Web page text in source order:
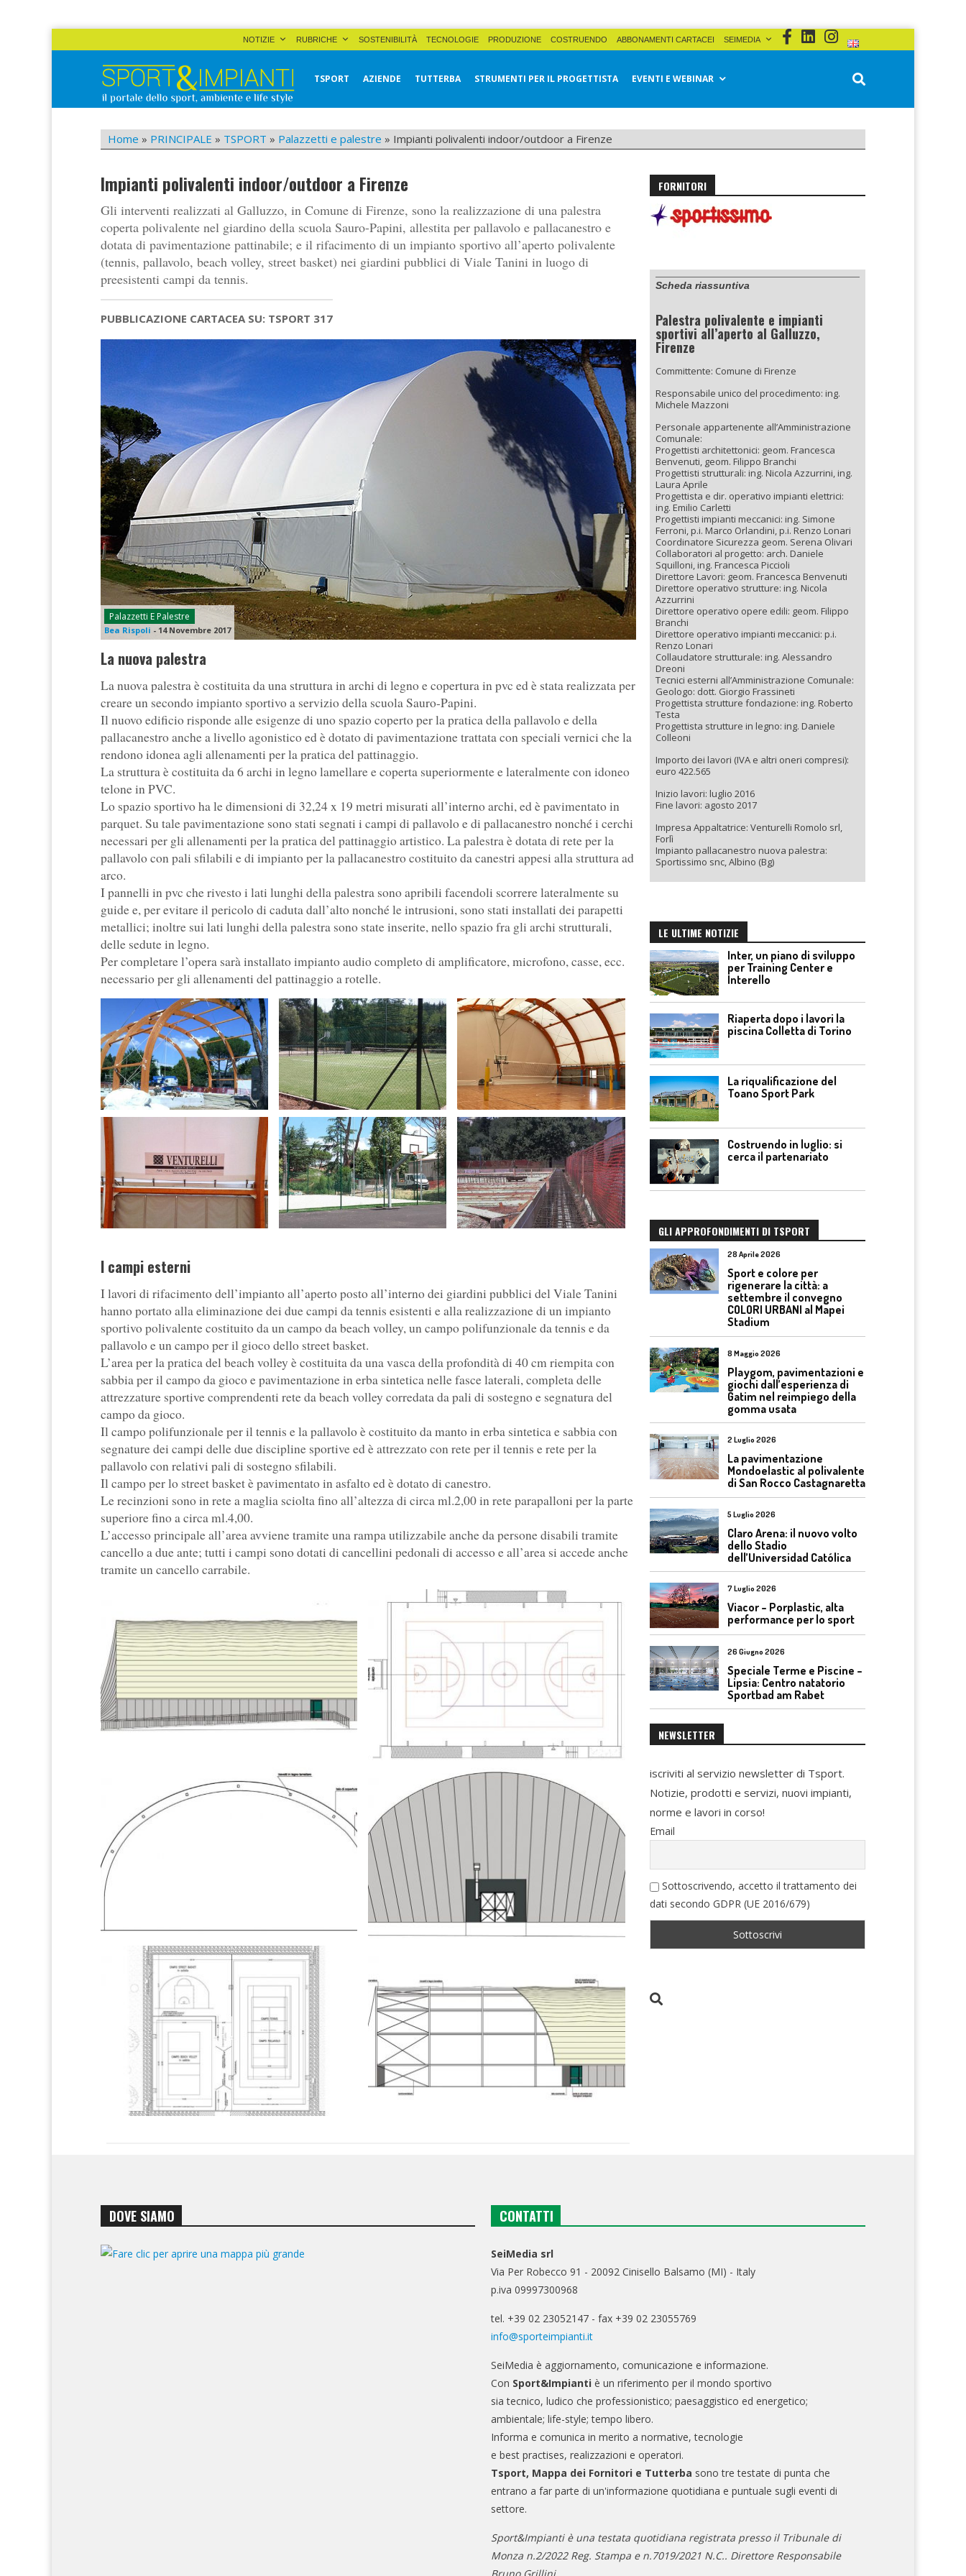
NOTIZIE RUBRICHE SOSTENIBILITÀ TECNOLOGIE PRODUZIONE COSTRUENDO ABBONAMENTI CARTACEI SEIMEDIA
Sport&Impianti
TSPORT AZIENDE TUTTERBA STRUMENTI PER IL PROGETTISTA EVENTI E WEBINAR
Home » PRINCIPALE » TSPORT » Palazzetti e palestre » Impianti polivalenti indoor/outdoor a Firenze
Impianti polivalenti indoor/outdoor a Firenze
Gli interventi realizzati al Galluzzo, in Comune di Firenze, sono la realizzazione di una palestra
coperta polivalente nel giardino della scuola Sauro-Papini, allestita per pallavolo e pallacanestro e
dotata di pavimentazione pattinabile; e il rifacimento di un impianto sportivo all’aperto polivalente
(tennis, pallavolo, beach volley, street basket) nei giardini pubblici di Viale Tanini in luogo di
preesistenti campi da tennis.
PUBBLICAZIONE CARTACEA SU: TSPORT 317
Palazzetti E Palestre
Bea Rispoli - 14 Novembre 2017
La nuova palestra
La nuova palestra è costituita da una struttura in archi di legno e copertura in pvc ed è stata realizzata per
creare un secondo impianto sportivo a servizio della scuola Sauro-Papini.
Il nuovo edificio risponde alle esigenze di uno spazio coperto per la pratica della pallavolo e della
pallacanestro anche a livello agonistico ed è dotato di pavimentazione trattata con speciali vernici che la
rendono idonea agli allenamenti per la pratica del pattinaggio.
La struttura è costituita da 6 archi in legno lamellare e coperta superiormente e lateralmente con idoneo
telone in PVC.
Lo spazio sportivo ha le dimensioni di 32,24 x 19 metri misurati all’interno archi, ed è pavimentato in
parquet. Su tale pavimentazione sono stati segnati i campi di pallavolo e di pallacanestro nonché i cerchi
necessari per gli allenamenti per la pratica del pattinaggio artistico. La palestra è dotata di rete per la
pallavolo con pali sfilabili e di impianto per la pallacanestro costituito da canestri appesi alla struttura ad
arco.
I pannelli in pvc che rivesto i lati lunghi della palestra sono apribili facendoli scorrere lateralmente su
guide e, per evitare il pericolo di caduta dall’alto nonché le intrusioni, sono stati installati dei parapetti
metallici; inoltre sui lati lunghi della palestra sono state inserite, nello spazio fra gli archi strutturali,
delle sedute in legno.
Per completare l’opera sarà installato impianto audio completo di amplificatore, microfono, casse, ecc.
necessario per gli allenamenti del pattinaggio a rotelle.
I campi esterni
I lavori di rifacimento dell’impianto all’aperto posto all’interno dei giardini pubblici del Viale Tanini
hanno portato alla eliminazione dei due campi da tennis esistenti e alla realizzazione di un impianto
sportivo polivalente costituito da un campo da beach volley, un campo polifunzionale da tennis e da
pallavolo e un campo per il gioco dello street basket.
L’area per la pratica del beach volley è costituita da una vasca della profondità di 40 cm riempita con
sabbia per il campo da gioco e pavimentazione in erba sintetica nelle fasce laterali, completa delle
attrezzature sportive comprendenti rete da beach volley corredata da pali di sostegno e segnatura del
campo da gioco.
Il campo polifunzionale per il tennis e la pallavolo è costituito da manto in erba sintetica e sabbia con
segnature dei campi delle due discipline sportive ed è attrezzato con rete per il tennis e rete per la
pallavolo con relativi pali di sostegno sfilabili.
Il campo per lo street basket è pavimentato in asfalto ed è dotato di canestro.
Le recinzioni sono in rete a maglia sciolta fino all’altezza di circa ml.2,00 in rete parapalloni per la parte
superiore fino a circa ml.4,00.
L’accesso principale all’area avviene tramite una rampa utilizzabile anche da persone disabili tramite
cancello a due ante; tutti i campi sono dotati di cancellini pedonali di accesso e all’area si accede anche
tramite un cancello carrabile.
FORNITORI
Scheda riassuntiva
Palestra polivalente e impianti
sportivi all’aperto al Galluzzo,
Firenze
Committente: Comune di Firenze
Responsabile unico del procedimento: ing.
Michele Mazzoni
Personale appartenente all’Amministrazione
Comunale:
Progettisti architettonici: geom. Francesca
Benvenuti, geom. Filippo Branchi
Progettisti strutturali: ing. Nicola Azzurrini, ing.
Laura Aprile
Progettista e dir. operativo impianti elettrici:
ing. Emilio Carletti
Progettisti impianti meccanici: ing. Simone
Ferroni, p.i. Marco Orlandini, p.i. Renzo Lonari
Coordinatore Sicurezza geom. Serena Olivari
Collaboratori al progetto: arch. Daniele
Squilloni, ing. Francesca Piccioli
Direttore Lavori: geom. Francesca Benvenuti
Direttore operativo strutture: ing. Nicola
Azzurrini
Direttore operativo opere edili: geom. Filippo
Branchi
Direttore operativo impianti meccanici: p.i.
Renzo Lonari
Collaudatore strutturale: ing. Alessandro
Dreoni
Tecnici esterni all’Amministrazione Comunale:
Geologo: dott. Giorgio Frassineti
Progettista strutture fondazione: ing. Roberto
Testa
Progettista strutture in legno: ing. Daniele
Colleoni
Importo dei lavori (IVA e altri oneri compresi):
euro 422.565
Inizio lavori: luglio 2016
Fine lavori: agosto 2017
Impresa Appaltatrice: Venturelli Romolo srl,
Forlì
Impianto pallacanestro nuova palestra:
Sportissimo snc, Albino (Bg)
LE ULTIME NOTIZIE
Inter, un piano di sviluppo
per Training Center e
Interello
Riaperta dopo i lavori la
piscina Colletta di Torino
La riqualificazione del
Toano Sport Park
Costruendo in luglio: si
cerca il partenariato
GLI APPROFONDIMENTI DI TSPORT
28 Aprile 2026
Sport e colore per
rigenerare la città: a
settembre il convegno
COLORI URBANI al Mapei
Stadium
8 Maggio 2026
Playgom, pavimentazioni e
giochi dall’esperienza di
Gatim nel reimpiego della
gomma usata
2 Luglio 2026
La pavimentazione
Mondoelastic al polivalente
di San Rocco Castagnaretta
5 Luglio 2026
Claro Arena: il nuovo volto
dello Stadio
dell’Universidad Católica
7 Luglio 2026
Viacor – Porplastic, alta
performance per lo sport
26 Giugno 2026
Speciale Terme e Piscine –
Lipsia: Centro natatorio
Sportbad am Rabet
NEWSLETTER
iscriviti al servizio newsletter di Tsport.
Notizie, prodotti e servizi, nuovi impianti,
norme e lavori in corso!
Email
Sottoscrivendo, accetto il trattamento dei
dati secondo GDPR (UE 2016/679)
DOVE SIAMO CONTATTI
SeiMedia srl
Via Per Robecco 91 - 20092 Cinisello Balsamo (MI) - Italy
p.iva 09997300968
tel. +39 02 23052147 - fax +39 02 23055769
info@sporteimpianti.it
SeiMedia è aggiornamento, comunicazione e informazione.
Con Sport&Impianti è un riferimento per il mondo sportivo
sia tecnico, ludico che professionistico; paesaggistico ed energetico;
ambientale; life-style; tempo libero.
Informa e comunica in merito a normative, tecnologie
e best practises, realizzazioni e operatori.
Tsport, Mappa dei Fornitori e Tutterba sono tre testate di punta che
entrano a far parte di un'informazione quotidiana e puntuale sugli eventi di
settore.
Sport&Impianti è una testata quotidiana registrata presso il Tribunale di
Monza n.2/2022 Reg. Stampa e n.7019/2021 N.C.. Direttore Responsabile
Bruno Grillini